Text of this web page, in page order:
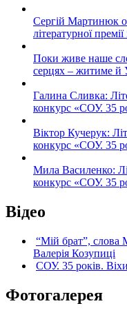
Сергій Мартинюк
літературної
Поки живе наше
серцях – житиме й
Галина Сливка:
конкурс «СОУ. 35
Віктор Кучерук:
конкурс «СОУ. 35
Мила Василенко:
конкурс «СОУ. 35
Відео
“Мій брат”, слова
Валерія Козупиці
СОУ. 35 років. Віхи
Фотогалерея